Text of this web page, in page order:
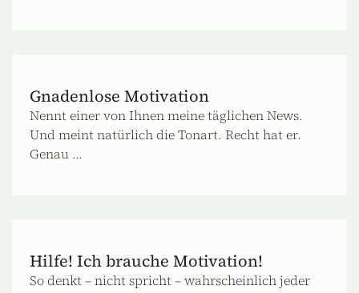
Gnadenlose Motivation
Nennt einer von Ihnen meine täglichen News.
Und meint natürlich die Tonart. Recht hat er.
Genau ...
Hilfe! Ich brauche Motivation!
So denkt – nicht spricht – wahrscheinlich jeder